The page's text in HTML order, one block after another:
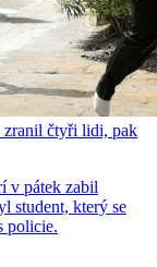
zranil čtyři lidi, pak
v pátek zabil
student, který se
policie.